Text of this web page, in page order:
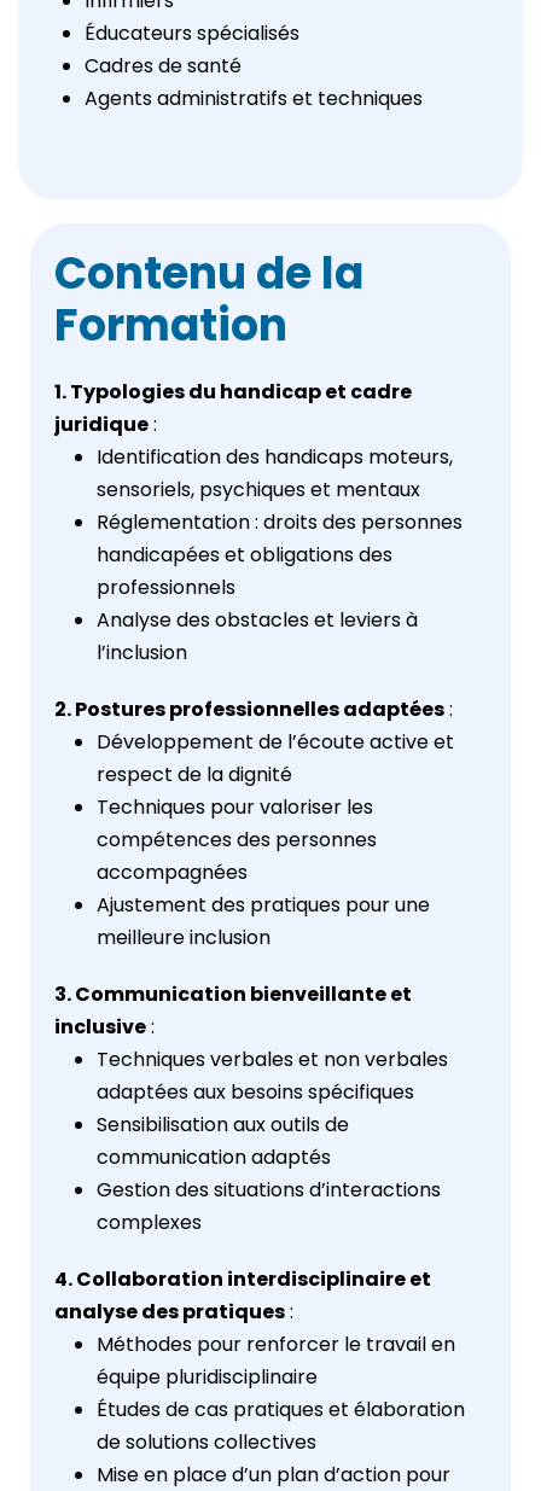
Éducateurs spécialisés
Cadres de santé
Agents administratifs et techniques
Contenu de la
Formation
1. Typologies du handicap et cadre
juridique:
Identification des handicaps moteurs,
sensoriels, psychiques et mentaux
Réglementation : droits des personnes
handicapées et obligations des
professionnels
Analyse des obstacles et leviers à
l’inclusion
2. Postures professionnelles adaptées:
Développement de l’écoute active et
respect de la dignité
Techniques pour valoriser les
compétences des personnes
accompagnées
Ajustement des pratiques pour une
meilleure inclusion
3. Communication bienveillante et
inclusive:
Techniques verbales et non verbales
adaptées aux besoins spécifiques
Sensibilisation aux outils de
communication adaptés
Gestion des situations d’interactions
complexes
4. Collaboration interdisciplinaire et
analyse des pratiques:
Méthodes pour renforcer le travail en
équipe pluridisciplinaire
Études de cas pratiques et élaboration
de solutions collectives
Mise en place d’un plan d’action pour